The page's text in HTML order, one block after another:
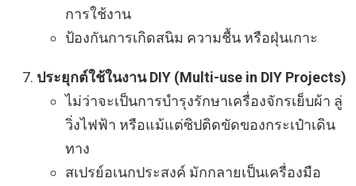
การใช้งาน
ป้องกันการเกิดสนิม ความชื้น หรือฝุ่นเกาะ
ประยุกต์ใช้ในงาน DIY (Multi-use in DIY Projects)
ไม่ว่าจะเป็นการบำรุงรักษาเครื่องจักรเย็บผ้า ลู่
วิ่งไฟฟ้า หรือแม้แต่ซิปติดขัดของกระเป๋าเดิน
ทาง
สเปรย์อเนกประสงค์ มักกลายเป็นเครื่องมือ